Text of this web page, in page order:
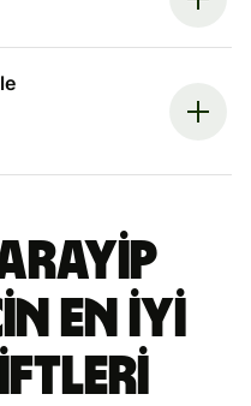
en iyi